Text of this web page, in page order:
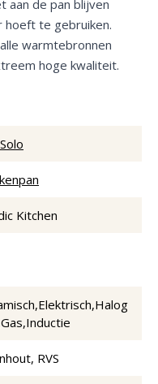
aan de pan blijven
hoeft te gebruiken.
warmtebronnen
hoge kwaliteit.
Kitchen
RVS